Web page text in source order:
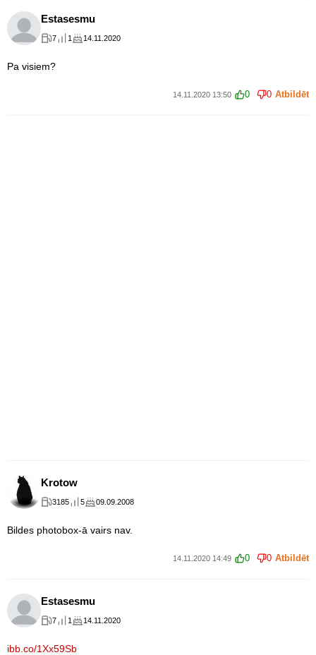
Estasesmu
7 1 14.11.2020
Pa visiem?
14.11.2020 13:50 0 0 Atbildēt
Krotow
3185 5 09.09.2008
Bildes photobox-ā vairs nav.
14.11.2020 14:49 0 0 Atbildēt
Estasesmu
7 1 14.11.2020
ibb.co/1Xx59Sb